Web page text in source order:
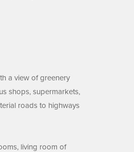
a view of greenery
shops, supermarkets,
roads to highways
living room of